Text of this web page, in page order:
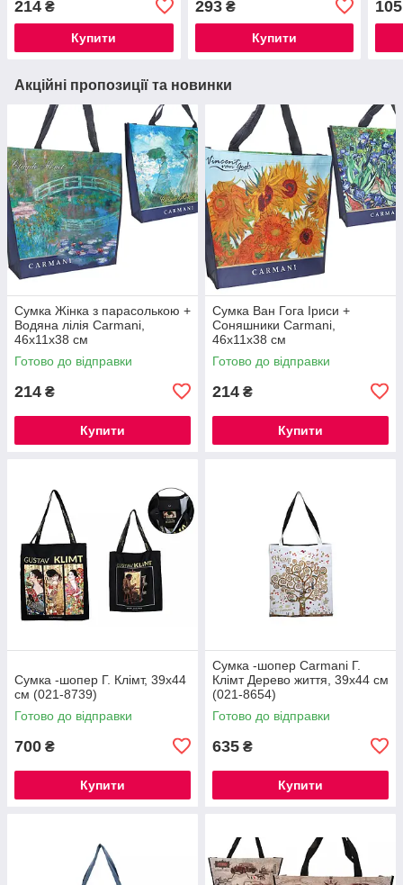
214 ₴
Купити
293₴
Купити
105
Акційні пропозиції та новинки
Сумка Жінка з парасолькою +
Водяна лілія Carmani,
46х11х38 см
Готово до відправки
214 ₴
Купити
Сумка Ван Гога Іриси +
Соняшники Carmani,
46х11х38 см
Готово до відправки
214 ₴
Купити
Сумка -шопер Г. Клімт, 39х44
см (021-8739)
Готово до відправки
700 ₴
Купити
Сумка -шопер Carmani Г.
Клімт Дерево життя, 39х44 см
(021-8654)
Готово до відправки
635 ₴
Купити